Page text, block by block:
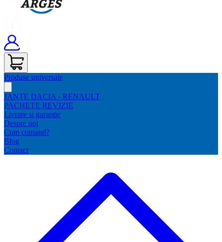
Produse universale
JANTE DACIA - RENAULT
PACHETE REVIZIE
Livrare si garantie
Despre noi
Cum comand?
Blog
Contact